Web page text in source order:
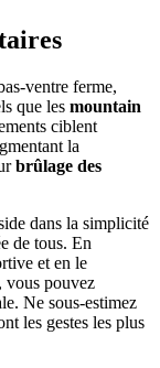
ventre ferme,
que les mountain
ciblent
la
brûlage des
dans la simplicité
de tous. En
et en le
vous pouvez
Ne sous-estimez
les gestes les plus